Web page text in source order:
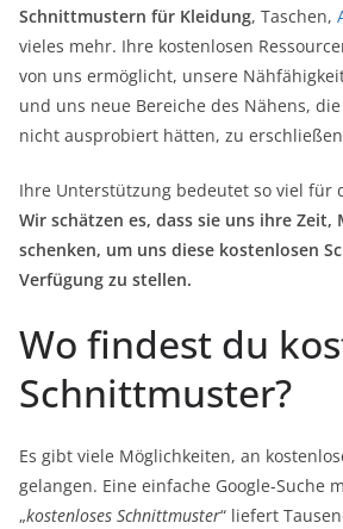
Schnittmustern für Kleidung, Taschen,
vieles mehr. Ihre kostenlosen
von uns ermöglicht, unsere
und uns neue Bereiche des Nähens,
nicht ausprobiert hätten, zu
Ihre Unterstützung bedeutet so viel für
Wir schätzen es, dass sie uns ihre
schenken, um uns diese kostenlosen
Verfügung zu stellen.
Wo findest du
Schnittmuster?
Es gibt viele Möglichkeiten, an
gelangen. Eine einfache Google-Suche
„kostenloses Schnittmuster“ liefert